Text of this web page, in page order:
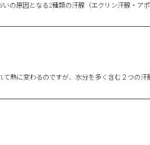
の原因となる2種類の汗腺（エクリン汗腺・ア
熱に変わるのですが、水分を多く含む２つの